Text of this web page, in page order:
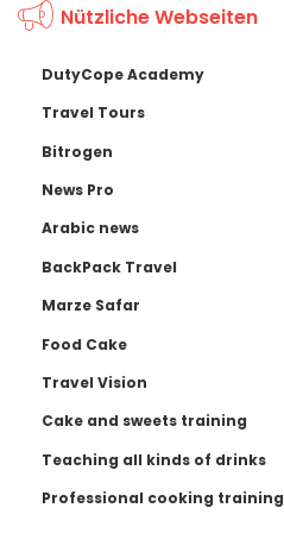
Nützliche Webseiten
DutyCope Academy
Travel Tours
Bitrogen
News Pro
Arabic news
BackPack Travel
Marze Safar
Food Cake
Travel Vision
Cake and sweets training
Teaching all kinds of drinks
Professional cooking training